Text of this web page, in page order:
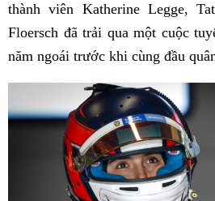
thành viên Katherine Legge,
Floersch đã trải qua một cuộc
năm ngoái trước khi cùng đầu